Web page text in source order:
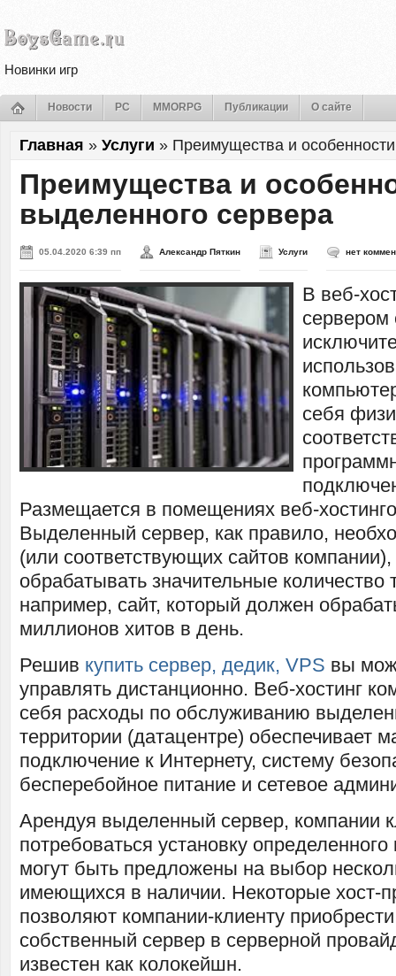
Новинки игр
Новости PC MMORPG Публикации О сайте
Главная » Услуги » Преимущества и
Преимущества и
выделенного сервера
05.04.2020 6:39 пп Александр Пяткин Услуги нет
В веб-
сервером
себя
Размещается в помещениях веб-
Выделенный сервер, как правило,
(или соответствующих сайтов
обрабатывать значительные
например, сайт, который должен
миллионов хитов в день.
Решив купить сервер, дедик, VPS вы
управлять дистанционно. Веб-хостинг
себя расходы по обслуживанию
территории (датацентре) обеспечивает
подключение к Интернету, систему
бесперебойное питание и сетевое
Арендуя выделенный сервер, компании
потребоваться установку
могут быть предложены на выбор
имеющихся в наличии. Некоторые хост-
позволяют компании-клиенту
собственный сервер в серверной
известен как колокейшн.